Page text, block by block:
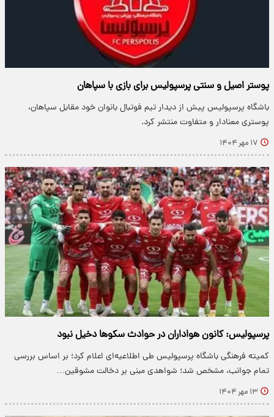
پوستر اصیل و سنتی پرسپولیس برای بازی با سپاهان
باشگاه پرسپولیس پیش از دیدار تیم فوتبال بانوان خود مقابل سپاهان،
پوستری معنادار و متفاوت منتشر کرد.
۱۷ مهر ۱۴۰۴
پرسپولیس: کانون هواداران در حوادث سکوها دخیل نبود
کمیته فرهنگی باشگاه پرسپولیس طی اطلاعیه‌ای اعلام کرد؛ بر اساس بررسی
تمام جوانب، مشخص شد؛ شواهدی مبنی بر دخالت مشوقین…
۱۳ مهر ۱۴۰۴